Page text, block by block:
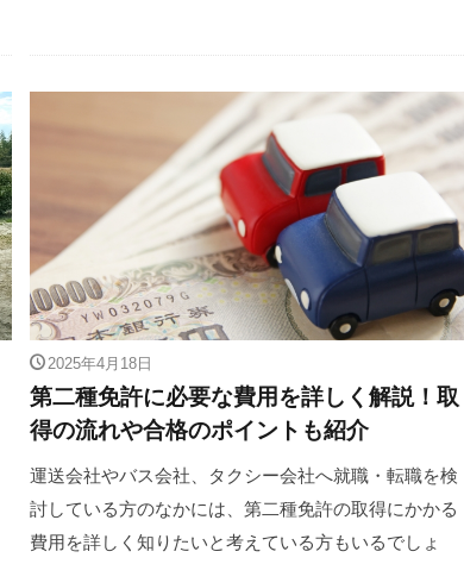
2025年4月18日
第二種免許に必要な費用を詳しく解説！取
得の流れや合格のポイントも紹介
運送会社やバス会社、タクシー会社へ就職・転職を検
討している方のなかには、第二種免許の取得にかかる
費用を詳しく知りたいと考えている方もいるでしょ